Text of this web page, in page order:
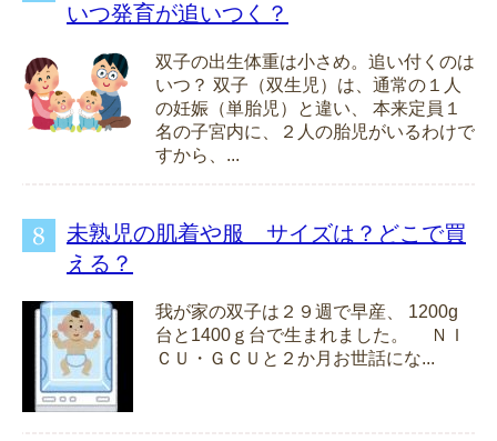
いつ発育が追いつく？
双子の出生体重は小さめ。追い付くのは
いつ？ 双子（双生児）は、通常の１人
の妊娠（単胎児）と違い、 本来定員１
名の子宮内に、２人の胎児がいるわけで
すから、...
未熟児の肌着や服 サイズは？どこで買
える？
我が家の双子は２９週で早産、 1200g
台と1400ｇ台で生まれました。 ＮＩ
ＣＵ・ＧＣＵと２か月お世話にな...